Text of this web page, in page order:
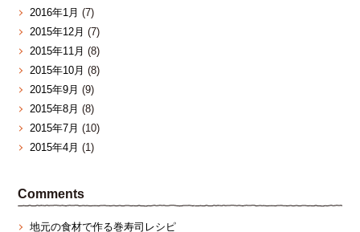
2016年1月 (7)
2015年12月 (7)
2015年11月 (8)
2015年10月 (8)
2015年9月 (9)
2015年8月 (8)
2015年7月 (10)
2015年4月 (1)
Comments
地元の食材で作る巻寿司レシピ